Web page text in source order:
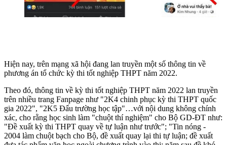
Hiện nay, trên mạng xã hội đang lan truyền một số thông tin về
phương án tổ chức kỳ thi tốt nghiệp THPT năm 2022.
Theo đó, thông tin về kỳ thi tốt nghiệp THPT năm 2022 lan truyền
trên nhiều trang Fanpage như "2K4 chinh phục kỳ thi THPT quốc
gia 2022", "2K5 Đấu trường học tập"…với nội dung không chính
xác, cho rằng học sinh làm "chuột thí nghiệm" cho Bộ GD-ĐT như:
"Đề xuất kỳ thi THPT quay về tự luận như trước"; "Tin nóng -
2004 làm chuột bạch cho Bộ, đề xuất quay lại thi tự luận; đề xuất